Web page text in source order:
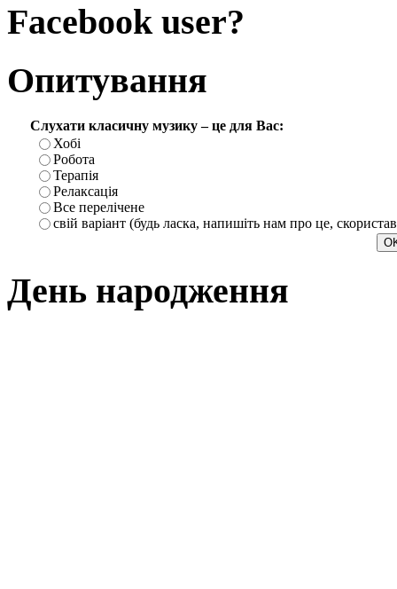
Facebook user?
Опитування
Слухати класичну музику – це для Вас:
Хобі
Робота
Терапія
Релаксація
Все перелічене
свій варіант (будь ласка, напишіть нам про це,
День народження